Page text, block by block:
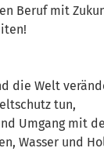
Beruf mit
die Welt
tun,
Umgang mit
Wasser und